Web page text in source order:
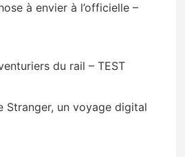
à envier à l’officielle –
du rail – TEST
Stranger, un voyage digital